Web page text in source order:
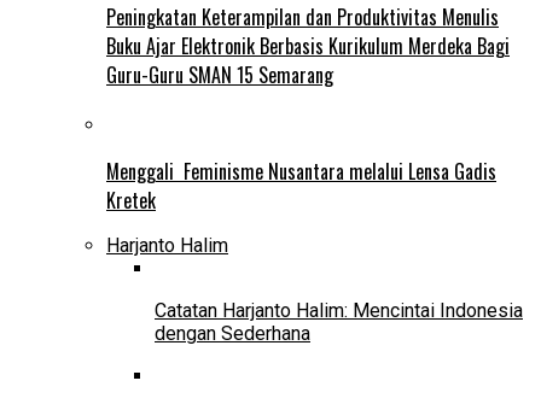
Peningkatan Keterampilan dan Produktivitas Menulis
Buku Ajar Elektronik Berbasis Kurikulum Merdeka Bagi
Guru-Guru SMAN 15 Semarang
Menggali Feminisme Nusantara melalui Lensa Gadis
Kretek
Harjanto Halim
Catatan Harjanto Halim: Mencintai Indonesia
dengan Sederhana